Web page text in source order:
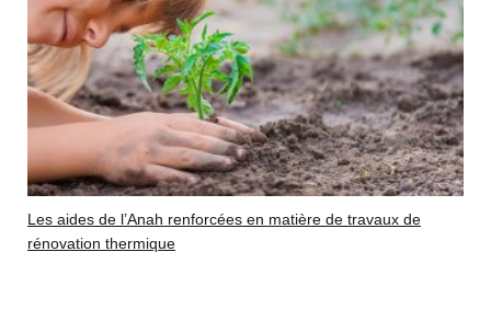
Les aides de l’Anah renforcées en matière de travaux de
rénovation thermique